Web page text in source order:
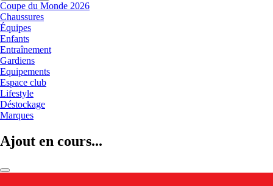
Coupe du Monde 2026
Chaussures
Équipes
Enfants
Entraînement
Gardiens
Equipements
Espace club
Lifestyle
Déstockage
Marques
Ajout en cours...